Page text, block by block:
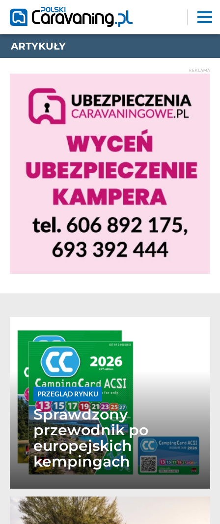
ARTYKUŁY
REKLAMA
PRZEGLĄD RYNKU
Sprawdzony
przewodnik po
europejskich
kempingach